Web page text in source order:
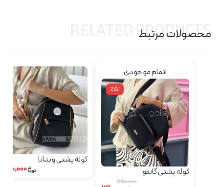
محصولات مرتبط
RELATED PRODUCTS
اتمام موجودی
٪51
کوله پشتی گانفو
۷۹۰,۰۰۰
کوله پشتی ویدانا